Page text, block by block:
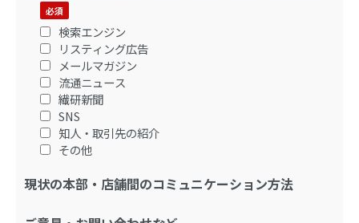
検索エンジン
リスティング広告
メールマガジン
流通ニュース
繊研新聞
SNS
知人・取引先の紹介
その他
現状の本部・店舗間のコミュニケーション方法